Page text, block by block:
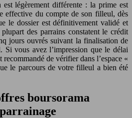
légèrement différente : la prime est
effective du compte de son filleul, dès
le dossier est définitivement validé et
des parrains constatent le crédit
jours ouvrés suivant la finalisation de
vous avez l’impression que le délai
de vérifier dans l’espace «
le parcours de votre filleul a bien été
boursorama